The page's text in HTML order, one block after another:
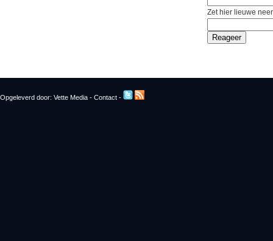
Zet hier lieuwe
Opgeleverd door: Vette Media - Contact -